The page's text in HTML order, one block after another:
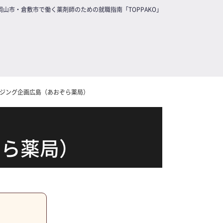
山市・倉敷市で働く薬剤師のための就職指南「TOPPAKO」
ング企画広島（あおぞら薬局）
薬局）